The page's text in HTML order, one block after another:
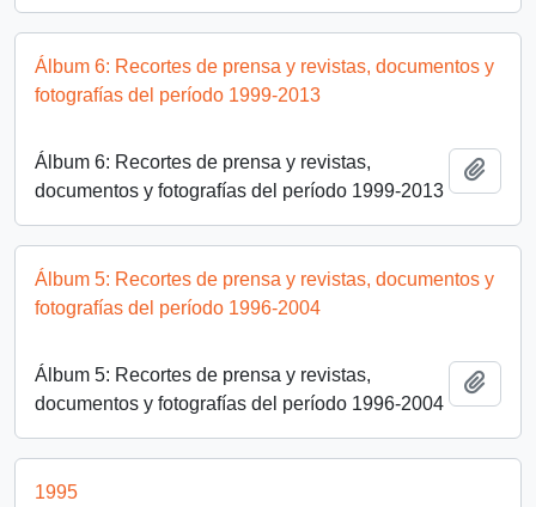
Álbum 6: Recortes de prensa y revistas, documentos y
fotografías del período 1999-2013
Álbum 6: Recortes de prensa y revistas,
documentos y fotografías del período 1999-2013
Álbum 5: Recortes de prensa y revistas, documentos y
fotografías del período 1996-2004
Álbum 5: Recortes de prensa y revistas,
documentos y fotografías del período 1996-2004
1995